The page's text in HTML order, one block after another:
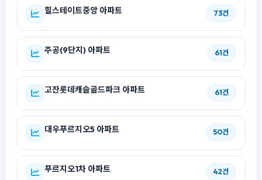
힐스테이트중앙 아파트 73건
주공(9단지) 아파트 61건
고잔롯데캐슬골드파크 아파트 61건
대우푸르지오5 아파트 50건
푸르지오1차 아파트 42건